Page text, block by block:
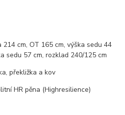
214 cm, OT 165 cm, výška sedu 44
sedu 57 cm, rozklad 240/125 cm
překližka a kov
HR pěna (Highresilience)